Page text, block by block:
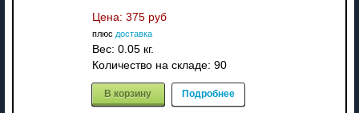
Цена: 375 руб
плюс доставка
Вес: 0.05 кг.
Количество на складе: 90
В корзину Подробнее